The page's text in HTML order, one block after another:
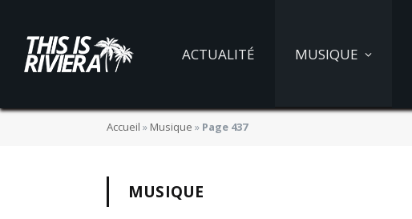
ACTUALITÉ MUSIQUE
Accueil » Musique » Page 437
MUSIQUE